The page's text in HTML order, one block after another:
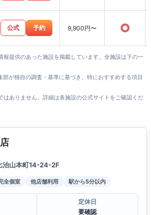
公式 予約 9,900円〜 ○
報提供のあった施設を掲載しています。全施設は下の一
が独自の調査・基準に基づき、特におすすめする項目
はありません。詳細は各施設の公式サイトをご確認くだ
治山本町14-24-2F
全個室 他店舗利用 駅から5分以内
定休日
要確認